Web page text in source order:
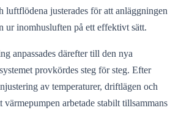
luftflödena justerades för att anläggningen
ur inomhusluften på ett effektivt sätt.
anpassades därefter till den nya
provkördes steg för steg. Efter
av temperaturer, driftlägen och
värmepumpen arbetade stabilt tillsammans